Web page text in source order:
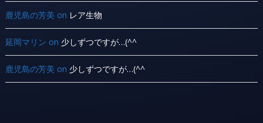
鹿児島の芳美 on レア生物
延岡マリン on 少しずつですが…(^^ ゞ
鹿児島の芳美 on 少しずつですが…(^^ ゞ